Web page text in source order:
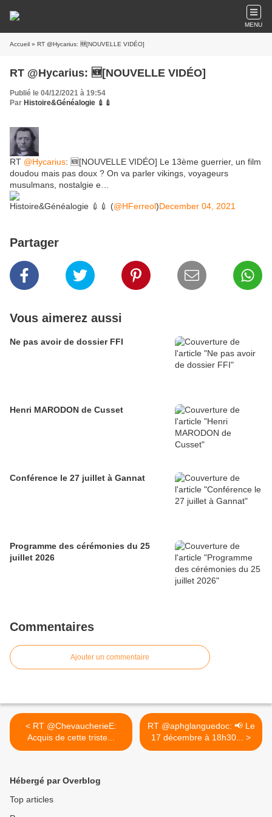
MENU
Accueil » RT @Hycarius: 🆕[NOUVELLE VIDÉO]
RT @Hycarius: 🆕[NOUVELLE VIDÉO]
Publié le 04/12/2021 à 19:54
Par Histoire&Généalogie 💉💉
RT @Hycarius: 🆕[NOUVELLE VIDÉO] Le 13ème guerrier, un film
doudou mais pas doux ? On va parler vikings, voyageurs
musulmans, nostalgie e…
Histoire&Généalogie 💉💉 (@HFerreol)December 04, 2021
Partager
Vous aimerez aussi
Ne pas avoir de dossier FFI
Henri MARODON de Cusset
Conférence le 27 juillet à Gannat
Programme des cérémonies du 25
juillet 2026
Commentaires
Ajouter un commentaire
< RT @ChevaucherieE:
Acquis de cette triste...
RT @aphglanguedoc: 📢 Le
17 décembre à 18h30... >
Hébergé par Overblog
Top articles